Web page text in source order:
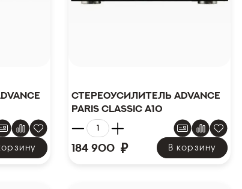
Стереоусилитель Advance
Paris Classic A10
184 900 ₽ В корзину